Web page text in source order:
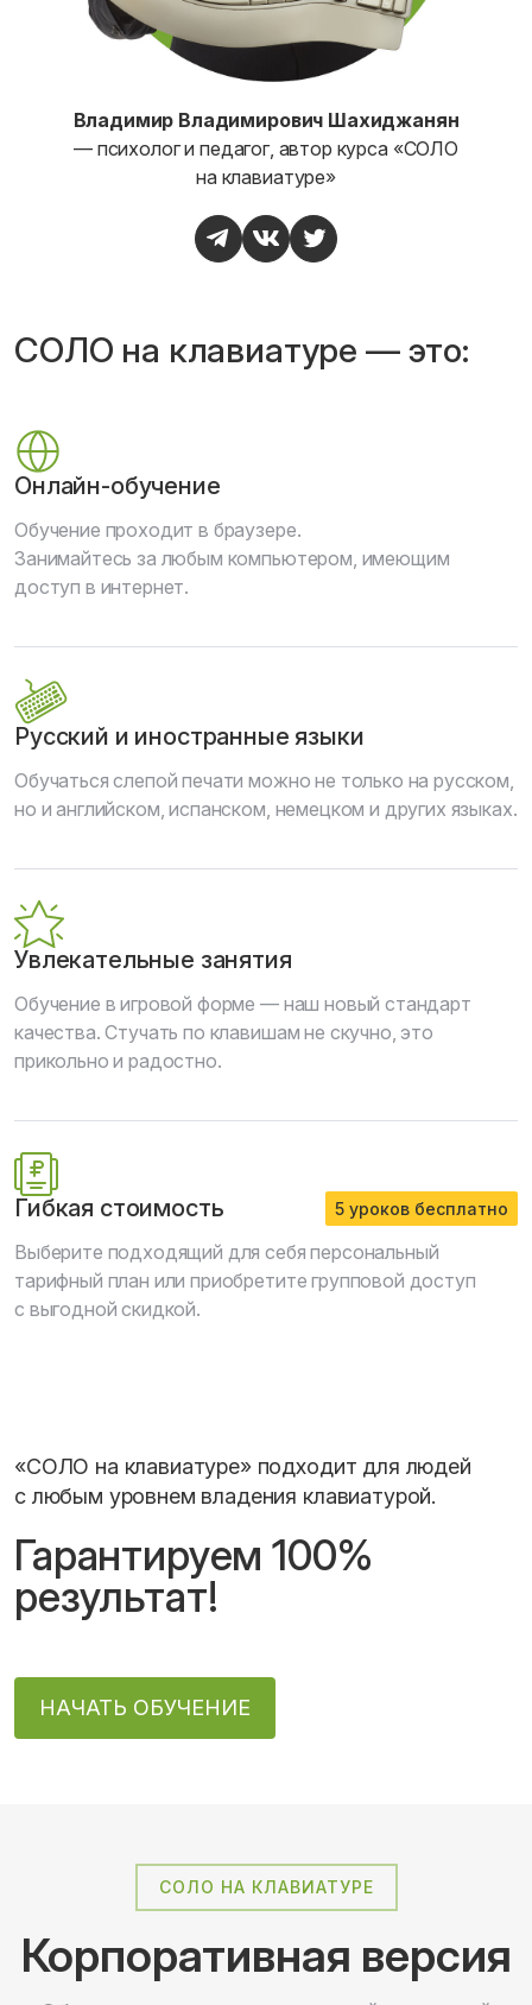
Владимир Владимирович Шахиджанян
— психолог и педагог, автор курса «СОЛО
на клавиатуре»
СОЛО на клавиатуре — это:
Онлайн-обучение
Обучение проходит в браузере.
Занимайтесь за любым компьютером, имеющим
доступ в интернет.
Русский и иностранные языки
Обучаться слепой печати можно не только на русском,
но и английском, испанском, немецком и других языках.
Увлекательные занятия
Обучение в игровой форме — наш новый стандарт
качества. Стучать по клавишам не скучно, это
прикольно и радостно.
5 уроков бесплатно
Гибкая стоимость
Выберите подходящий для себя персональный
тарифный план или приобретите групповой доступ
с выгодной скидкой.
«СОЛО на клавиатуре» подходит для людей
с любым уровнем владения клавиатурой.
Гарантируем 100%
результат!
НАЧАТЬ ОБУЧЕНИЕ
СОЛО НА КЛАВИАТУРЕ
Корпоративная версия